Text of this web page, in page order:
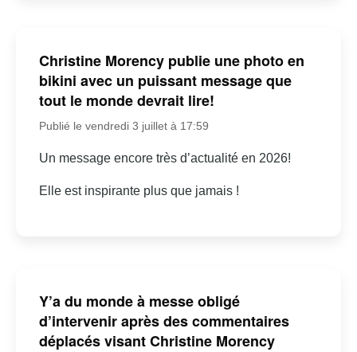
Christine Morency publie une photo en
bikini avec un puissant message que
tout le monde devrait lire!
Publié le vendredi 3 juillet à 17:59
Un message encore très d’actualité en 2026!
Elle est inspirante plus que jamais !
Y’a du monde à messe obligé
d’intervenir après des commentaires
déplacés visant Christine Morency